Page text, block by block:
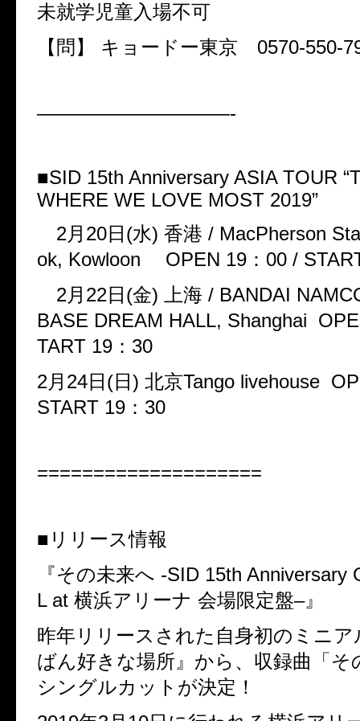
未就学児童入場不可
【問】
キョードー東京 0570-550-
——————————-
■SID 15th Anniversary ASIA TOUR “
WHERE WE LOVE MOST 2019”
2月 20日 (水) 香港 / MacPherson
ok, Kowloon
OPEN 19 ： 00 /
2月 22日 (金) 上海 / BANDAI
BASE DREAM HALL, Shanghai
TART 19 ： 30
2月 24日 (日 ) 北京Tango livehouse
START 19 ： 30
====================
■リリース情報
『その未来へ -SID 15th Anniversary
L at 横浜アリーナ 会場限定盤–』
昨年リリースされた自身初のミニ
ばん好きな場所』から、収録曲「そ
シングルカットが決定！